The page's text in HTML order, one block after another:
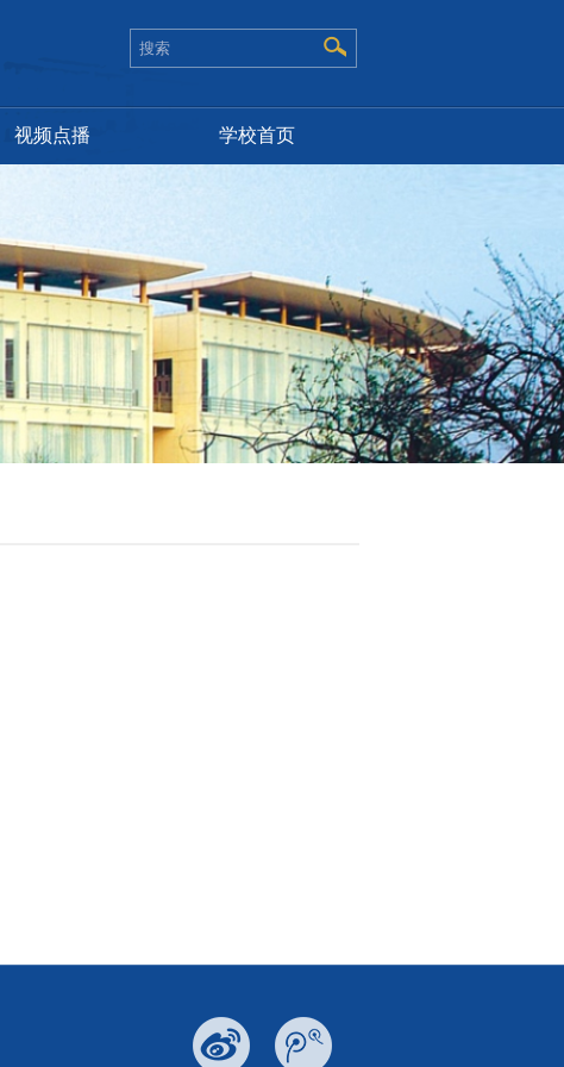
视频点播 学校首页